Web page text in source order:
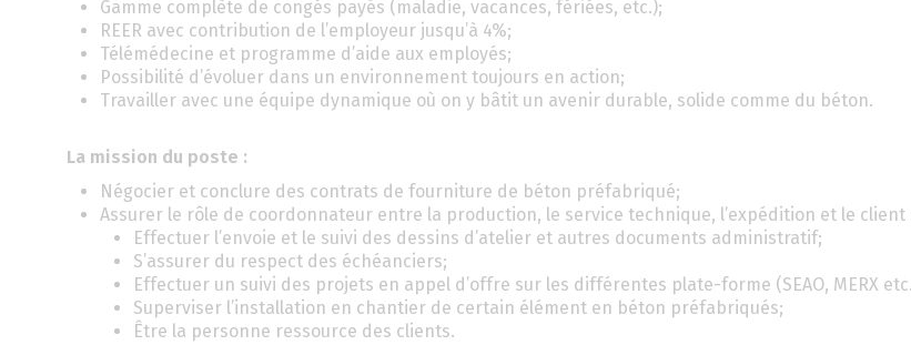
Gamme complète de congés payés (maladie, vacances, fériées, etc.);
REER avec contribution de l’employeur jusqu’à 4%;
Télémédecine et programme d’aide aux employés;
Possibilité d’évoluer dans un environnement toujours en action;
Travailler avec une équipe dynamique où on y bâtit un avenir durable, solide comme du béton.
La mission du poste :
Négocier et conclure des contrats de fourniture de béton préfabriqué;
Assurer le rôle de coordonnateur entre la production, le service technique, l’expédition et le client
Effectuer l’envoie et le suivi des dessins d’atelier et autres documents administratif;
S’assurer du respect des échéanciers;
Effectuer un suivi des projets en appel d’offre sur les différentes plate-forme (SEAO, MERX
Superviser l’installation en chantier de certain élément en béton préfabriqués;
Être la personne ressource des clients.